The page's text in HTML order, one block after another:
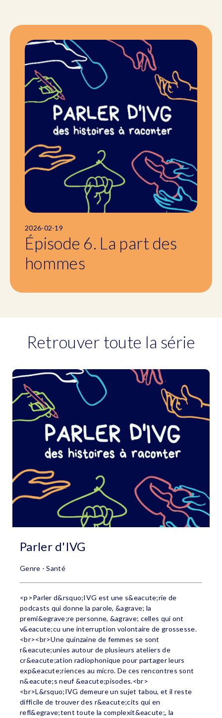
2026-02-19
Épisode 6. La part des
hommes
Retrouver toute la série
Parler d'IVG
Genre - Santé
<p>Parler d&rsquo;IVG est une s&eacute;rie de
podcasts qui donne la parole, &agrave; la
premi&egrave;re personne, &agrave; celles qui ont
v&eacute;cu une interruption volontaire de grossesse.
<br><br>Une quinzaine de femmes se sont
r&eacute;unies autour de plusieurs ateliers de
cr&eacute;ation radiophonique pour partager leurs
exp&eacute;riences au micro. De ces rencontres sont
n&eacute;s neuf &eacute;pisodes.<br>
<br>L&rsquo;IVG demeure un sujet tabou, et il reste
difficile de trouver des r&eacute;cits qui en
refl&egrave;tent toute la complexit&eacute;, la